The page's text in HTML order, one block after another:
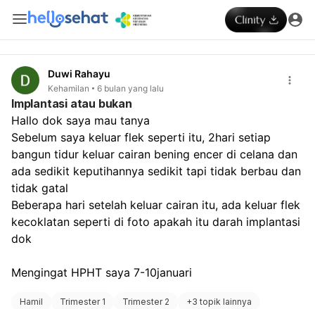
Duwi Rahayu
Kehamilan 6 bulan yang lalu
Implantasi atau bukan
Hallo dok saya mau tanya
Sebelum saya keluar flek seperti itu, 2hari setiap
bangun tidur keluar cairan bening encer di celana dan
ada sedikit keputihannya sedikit tapi tidak berbau dan
tidak gatal
Beberapa hari setelah keluar cairan itu, ada keluar flek
kecoklatan seperti di foto apakah itu darah implantasi
dok
Mengingat HPHT saya 7-10januari
Hamil Trimester 1 Trimester 2 +3 topik lainnya